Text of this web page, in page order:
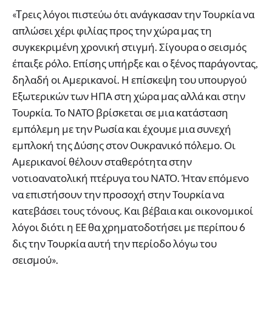
«Tρεις λόγοι πιστεύω ότι ανάγκασαν την Τουρκία να
απλώσει χέρι φιλίας προς την χώρα μας τη
συγκεκριμένη χρονική στιγμή. Σίγουρα ο σεισμός
έπαιξε ρόλο. Επίσης υπήρξε και ο ξένος παράγοντας,
δηλαδή οι Αμερικανοί. Η επίσκεψη του υπουργού
Εξωτερικών των ΗΠΑ στη χώρα μας αλλά και στην
Τουρκία. Το ΝΑΤΟ βρίσκεται σε μια κατάσταση
εμπόλεμη με την Ρωσία και έχουμε μια συνεχή
εμπλοκή της Δύσης στον Ουκρανικό πόλεμο. Οι
Αμερικανοί θέλουν σταθερότητα στην
νοτιοανατολική πτέρυγα του ΝΑΤΟ. Ήταν επόμενο
να επιστήσουν την προσοχή στην Τουρκία να
κατεβάσει τους τόνους. Και βέβαια και οικονομικοί
λόγοι διότι η ΕΕ θα χρηματοδοτήσει με περίπου 6
δις την Τουρκία αυτή την περίοδο λόγω του
σεισμού».